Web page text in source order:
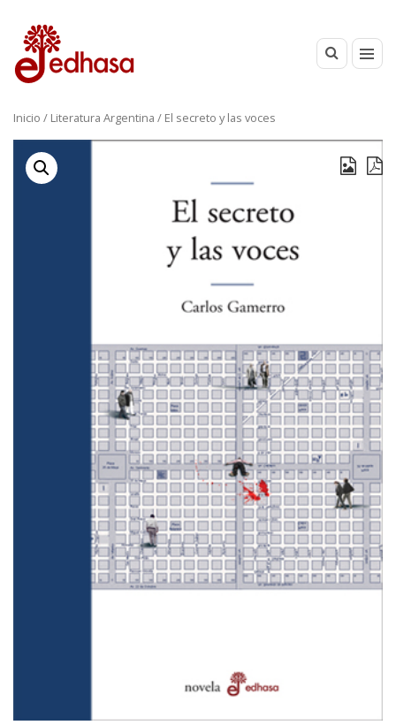
Inicio / Literatura Argentina / El secreto y las voces